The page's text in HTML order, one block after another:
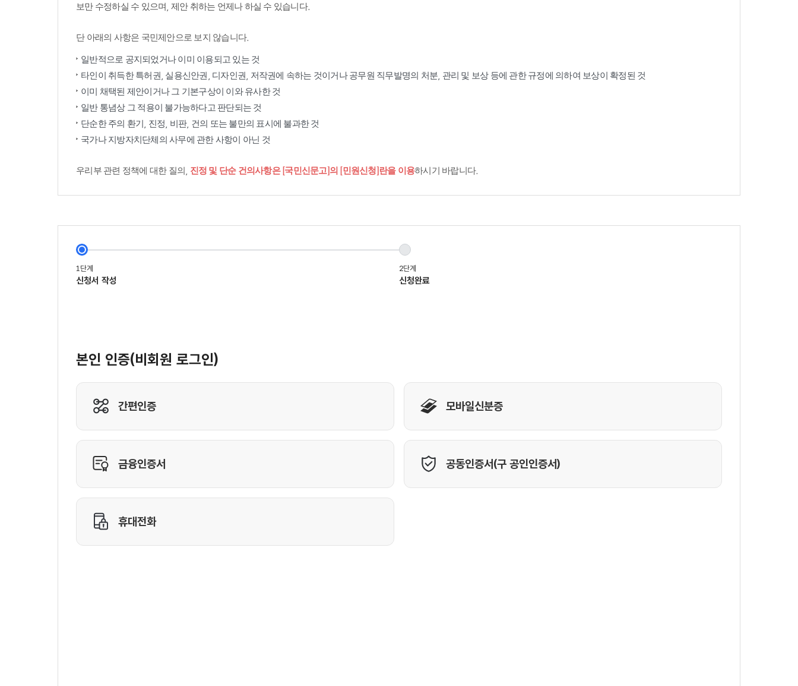
보만 수정하실 수 있으며, 제안 취하는 언제나 하실 수 있습니다.
단 아래의 사항은 국민제안으로 보지 않습니다.
일반적으로 공지되었거나 이미 이용되고 있는 것
타인이 취득한 특허권, 실용신안권, 디자인권, 저작권에 속하는 것이거나 공무원 직무발명의 처분, 관리 및 보상 등에 관한 규정에 의하여 보상이 확정된 것
이미 채택된 제안이거나 그 기본구상이 이와 유사한 것
일반 통념상 그 적용이 불가능하다고 판단되는 것
단순한 주의 환기, 진정, 비판, 건의 또는 불만의 표시에 불과한 것
국가나 지방자치단체의 사무에 관한 사항이 아닌 것
우리부 관련 정책에 대한 질의, 진정 및 단순 건의사항은 [국민신문고]의 [민원신청]란을 이용하시기 바랍니다.